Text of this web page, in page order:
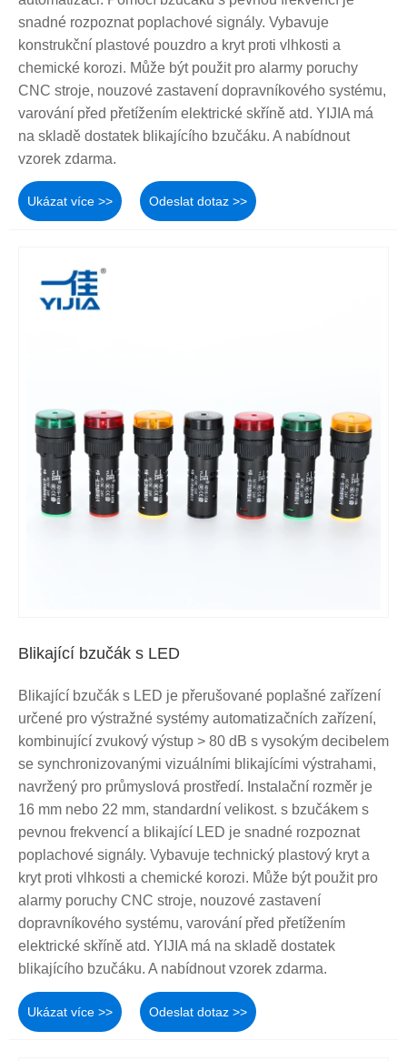
snadné rozpoznat poplachové signály. Vybavuje
konstrukční plastové pouzdro a kryt proti vlhkosti a
chemické korozi. Může být použit pro alarmy poruchy
CNC stroje, nouzové zastavení dopravníkového systému,
varování před přetížením elektrické skříně atd. YIJIA má
na skladě dostatek blikajícího bzučáku. A nabídnout
vzorek zdarma.
Ukázat více >> Odeslat dotaz >>
Blikající bzučák s LED
Blikající bzučák s LED je přerušované poplašné zařízení
určené pro výstražné systémy automatizačních zařízení,
kombinující zvukový výstup > 80 dB s vysokým decibelem
se synchronizovanými vizuálními blikajícími výstrahami,
navržený pro průmyslová prostředí. Instalační rozměr je
16 mm nebo 22 mm, standardní velikost. s bzučákem s
pevnou frekvencí a blikající LED je snadné rozpoznat
poplachové signály. Vybavuje technický plastový kryt a
kryt proti vlhkosti a chemické korozi. Může být použit pro
alarmy poruchy CNC stroje, nouzové zastavení
dopravníkového systému, varování před přetížením
elektrické skříně atd. YIJIA má na skladě dostatek
blikajícího bzučáku. A nabídnout vzorek zdarma.
Ukázat více >> Odeslat dotaz >>